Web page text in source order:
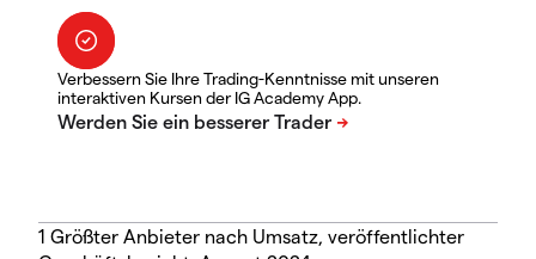
Verbessern Sie Ihre Trading-Kenntnisse mit unseren
interaktiven Kursen der IG Academy App.
1 Größter Anbieter nach Umsatz, veröffentlichter